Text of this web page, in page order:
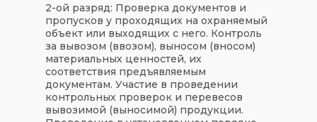
2-ой разряд: Проверка документов и
пропусков у проходящих на охраняемый
объект или выходящих с него. Контроль
за вывозом (ввозом), выносом (вносом)
материальных ценностей, их
соответствия предъявляемым
документам. Участие в проведении
контрольных проверок и перевесов
вывозимой (выносимой) продукции.